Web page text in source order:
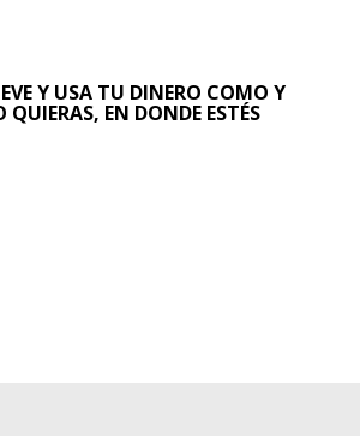
Y USA TU DINERO COMO Y
QUIERAS, EN DONDE ESTÉS